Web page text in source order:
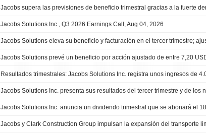
Jacobs Solutions Inc., Q3 2026 Earnings Call, Aug 04, 2026